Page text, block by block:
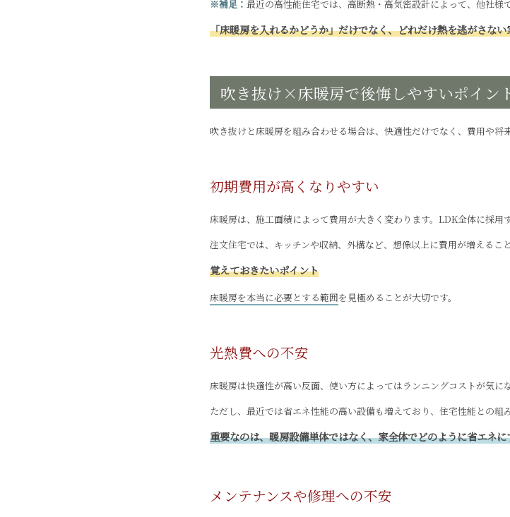
※補足： 最近の高性能住宅では、高断熱・高気密設計によって、他社様
「床暖房を入れるかどうか」だけでなく、どれだけ熱を逃がさな
吹き抜け×床暖房で後悔しやすいポイン
吹き抜けと床暖房を組み合わせる場合は、快適性だけでなく、費用や将
初期費用が高くなりやすい
床暖房は、施工面積によって費用が大きく変わります。LDK全体に採用
注文住宅では、キッチンや収納、外構など、想像以上に費用が増えるこ
覚えておきたいポイント
床暖房を本当に必要とする範囲を見極めることが大切です。
光熱費への不安
床暖房は快適性が高い反面、使い方によってはランニングコストが気に
ただし、最近では省エネ性能の高い設備も増えており、住宅性能との組
重要なのは、暖房設備単体ではなく、家全体でどのように省エネに
メンテナンスや修理への不安